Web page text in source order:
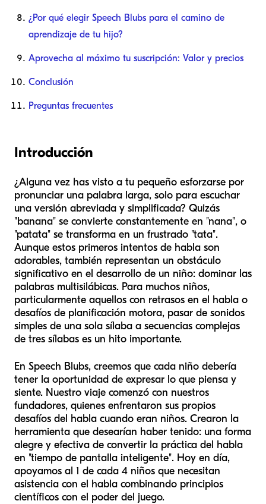
¿Por qué elegir Speech Blubs para el camino de
aprendizaje de tu hijo?
Aprovecha al máximo tu suscripción: Valor y precios
Conclusión
Preguntas frecuentes
Introducción
¿Alguna vez has visto a tu pequeño esforzarse por
pronunciar una palabra larga, solo para escuchar
una versión abreviada y simplificada? Quizás
"banana" se convierte constantemente en "nana", o
"patata" se transforma en un frustrado "tata".
Aunque estos primeros intentos de habla son
adorables, también representan un obstáculo
significativo en el desarrollo de un niño: dominar las
palabras multisilábicas. Para muchos niños,
particularmente aquellos con retrasos en el habla o
desafíos de planificación motora, pasar de sonidos
simples de una sola sílaba a secuencias complejas
de tres sílabas es un hito importante.
En Speech Blubs, creemos que cada niño debería
tener la oportunidad de expresar lo que piensa y
siente. Nuestro viaje comenzó con nuestros
fundadores, quienes enfrentaron sus propios
desafíos del habla cuando eran niños. Crearon la
herramienta que desearían haber tenido: una forma
alegre y efectiva de convertir la práctica del habla
en "tiempo de pantalla inteligente". Hoy en día,
apoyamos al 1 de cada 4 niños que necesitan
asistencia con el habla combinando principios
científicos con el poder del juego.